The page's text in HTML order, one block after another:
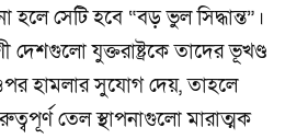
সেটি হবে “বড় ভুল সিদ্ধান্ত”।
দেশগুলো যুক্তরাষ্ট্রকে তাদের ভূখণ্ড
হামলার সুযোগ দেয়, তাহলে
তেল স্থাপনাগুলো মারাত্মক